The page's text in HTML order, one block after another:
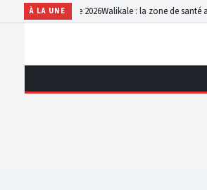
À LA UNE
trimestre 2026 Walikale : la zone de santé alerte